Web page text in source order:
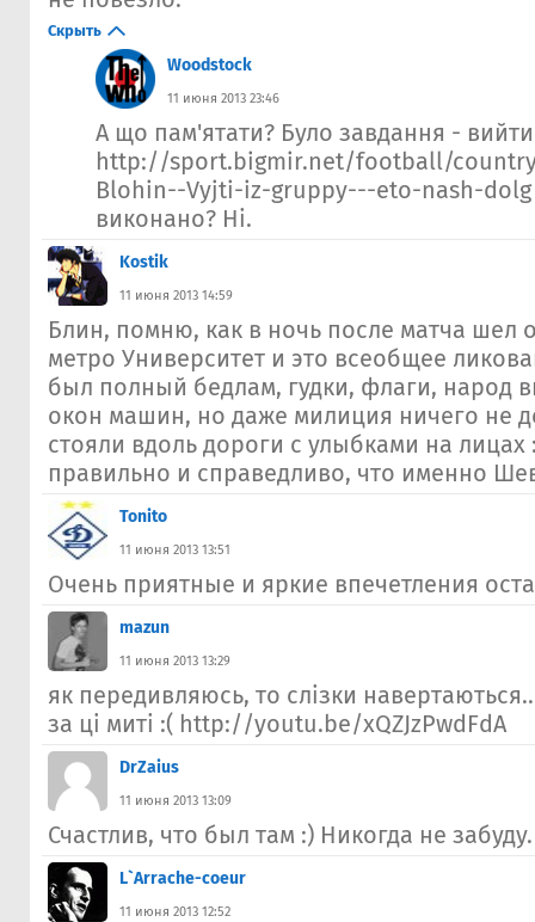
Скрыть
Woodstock
11 июня 2013 23:46
А що пам'ятати? Було завдання -
http://sport.bigmir.net/football/
Blohin--Vyjti-iz-gruppy---eto-nash-dolg
виконано? Ні.
Kostik
11 июня 2013 14:59
Блин, помню, как в ночь после матча шел
метро Университет и это всеобщее
был полный бедлам, гудки, флаги, народ
окон машин, но даже милиция ничего не
стояли вдоль дороги с улыбками на лицах
правильно и справедливо, что именно
Tonito
11 июня 2013 13:51
Очень приятные и яркие впечетления
mazun
11 июня 2013 13:29
як передивляюсь, то слізки
за ці миті :( http://youtu.be/xQZJzPwdFdA
DrZaius
11 июня 2013 13:09
Счастлив, что был там :) Никогда не забуду.
L`Arrache-coeur
11 июня 2013 12:52